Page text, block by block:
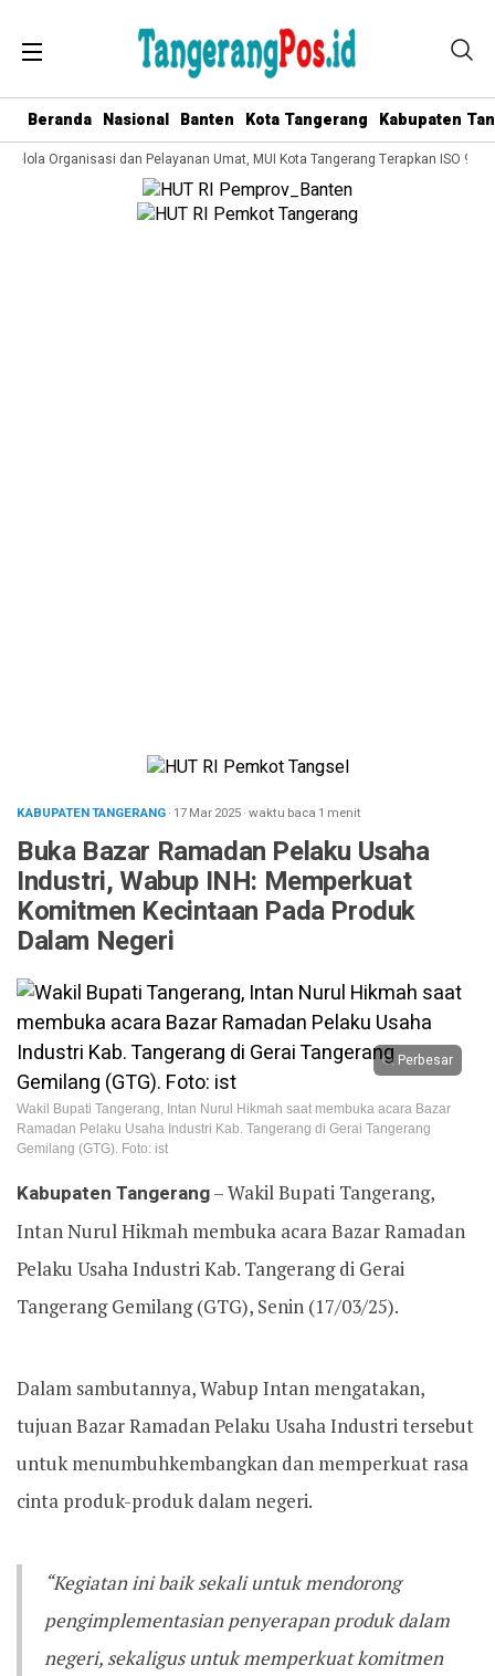
Beranda Nasional Banten Kota Tangerang Kabupaten
Organisasi dan Pelayanan Umat, MUI Kota Tangerang Terapkan ISO
KABUPATEN TANGERANG· 17 Mar 2025·waktu baca 1 menit
Buka Bazar Ramadan Pelaku Usaha
Industri, Wabup INH: Memperkuat
Komitmen Kecintaan Pada Produk
Dalam Negeri
Perbesar
Wakil Bupati Tangerang, Intan Nurul Hikmah saat membuka acara Bazar
Ramadan Pelaku Usaha Industri Kab. Tangerang di Gerai Tangerang
Gemilang (GTG). Foto: ist
Kabupaten Tangerang– Wakil Bupati Tangerang,
Intan Nurul Hikmah membuka acara Bazar Ramadan
Pelaku Usaha Industri Kab. Tangerang di Gerai
Tangerang Gemilang (GTG), Senin (17/03/25).
Dalam sambutannya, Wabup Intan mengatakan,
tujuan Bazar Ramadan Pelaku Usaha Industri tersebut
untuk menumbuhkembangkan dan memperkuat rasa
cinta produk-produk dalam negeri.
“Kegiatan ini baik sekali untuk mendorong
pengimplementasian penyerapan produk dalam
negeri, sekaligus untuk memperkuat komitmen